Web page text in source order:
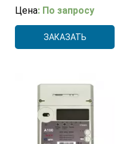
Цена: По запросу
ЗАКАЗАТЬ